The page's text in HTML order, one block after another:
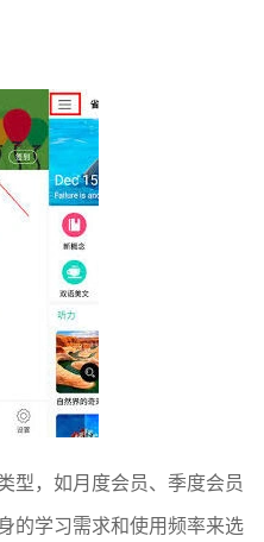
型，如月度会员、季度会员
的学习需求和使用频率来选